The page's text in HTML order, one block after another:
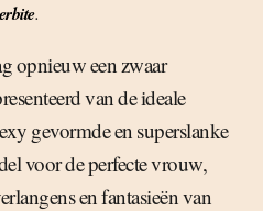
.
opnieuw een zwaar
van de ideale
gevormde en superslanke
voor de perfecte vrouw,
en fantasieën van